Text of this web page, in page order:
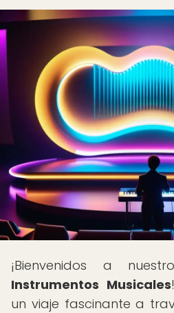
¡Bienvenidos a
Instrumentos Musicales
un viaje fascinante a